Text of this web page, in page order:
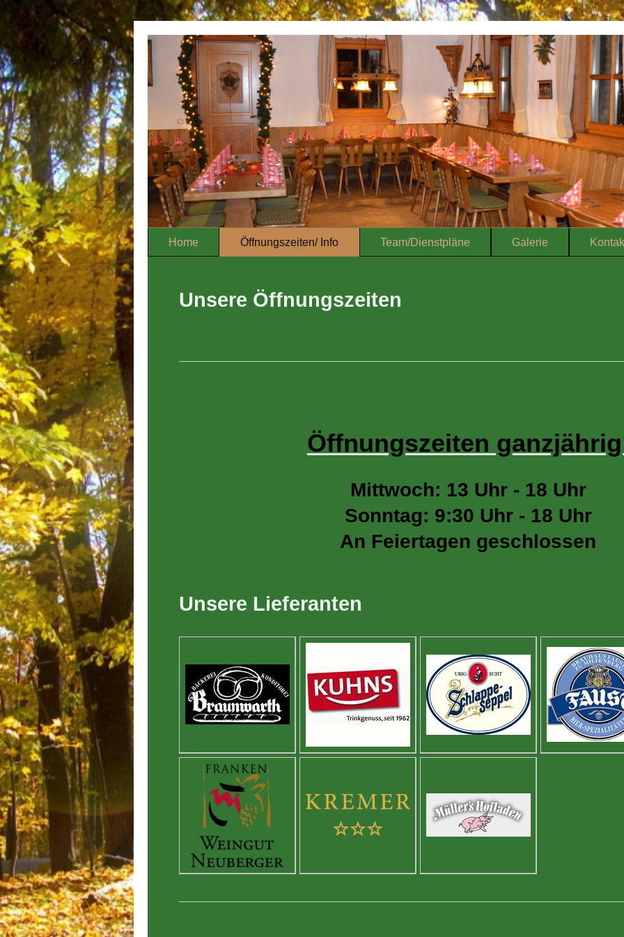
Home Öffnungszeiten/ Info Team/Dienstpläne Galerie
Unsere Öffnungszeiten
Öffnungszeiten
Mittwoch: 13 Uhr - 18 Uhr
Sonntag: 9:30 Uhr - 18 Uhr
An Feiertagen geschlossen
Unsere Lieferanten